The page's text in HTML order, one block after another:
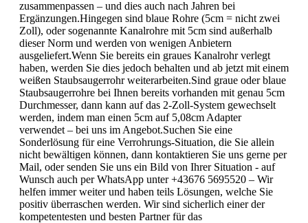
zusammenpassen – und dies auch nach Jahren bei
Ergänzungen.Hingegen sind blaue Rohre (5cm = nicht zwei
Zoll), oder sogenannte Kanalrohre mit 5cm sind außerhalb
dieser Norm und werden von wenigen Anbietern
ausgeliefert.Wenn Sie bereits ein graues Kanalrohr verlegt
haben, werden Sie dies jedoch behalten und ab jetzt mit einem
weißen Staubsaugerrohr weiterarbeiten.Sind graue oder blaue
Staubsaugerrohre bei Ihnen bereits vorhanden mit genau 5cm
Durchmesser, dann kann auf das 2-Zoll-System gewechselt
werden, indem man einen 5cm auf 5,08cm Adapter
verwendet – bei uns im Angebot.Suchen Sie eine
Sonderlösung für eine Verrohrungs-Situation, die Sie allein
nicht bewältigen können, dann kontaktieren Sie uns gerne per
Mail, oder senden Sie uns ein Bild von Ihrer Situation - auf
Wunsch auch per WhatsApp unter +43676 5695520 – Wir
helfen immer weiter und haben teils Lösungen, welche Sie
positiv überraschen werden. Wir sind sicherlich einer der
kompetentesten und besten Partner für das